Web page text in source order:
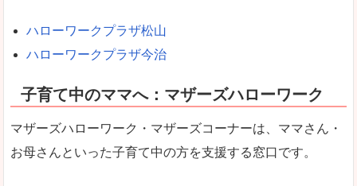
ハローワークプラザ松山
ハローワークプラザ今治
子育て中のママへ：マザーズハローワーク
マザーズハローワーク・マザーズコーナーは、ママさん・
お母さんといった子育て中の方を支援する窓口です。